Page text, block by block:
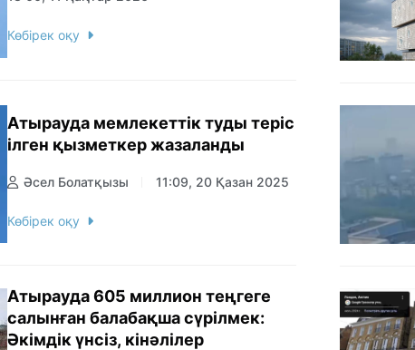
Көбірек оқу
Атырауда мемлекеттік туды теріс
ілген қызметкер жазаланды
Әсел Болатқызы 11:09, 20 Қазан 2025
Көбірек оқу
Атырауда 605 миллион теңгеге
салынған балабақша сүрілмек:
Әкімдік үнсіз, кінәлілер